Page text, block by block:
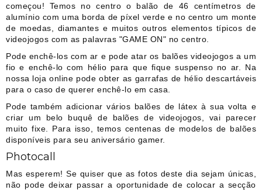
começou! Temos no centro o balão de 46 centímetros de
alumínio com uma borda de píxel verde e no centro um monte
de moedas, diamantes e muitos outros elementos típicos de
videojogos com as palavras "GAME ON" no centro.
Pode enchê-los com ar e pode atar os balões videojogos a um
fio e enchê-lo com hélio para que fique suspenso no ar. Na
nossa loja online pode obter as garrafas de hélio descartáveis
para o caso de querer enchê-lo em casa.
Pode também adicionar vários balões de látex à sua volta e
criar um belo buquê de balões de videojogos, vai parecer
muito fixe. Para isso, temos centenas de modelos de balões
disponíveis para seu aniversário gamer.
Photocall
Mas esperem! Se quiser que as fotos deste dia sejam únicas,
não pode deixar passar a oportunidade de colocar a secção